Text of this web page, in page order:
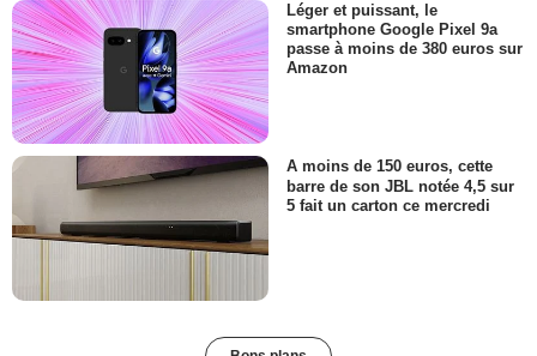
Léger et puissant, le
smartphone Google Pixel 9a
passe à moins de 380 euros sur
Amazon
A moins de 150 euros, cette
barre de son JBL notée 4,5 sur
5 fait un carton ce mercredi